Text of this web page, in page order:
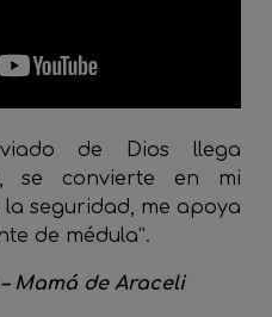
de Dios llega
se convierte en mi
seguridad, me apoya
de médula”.
Mamá de Araceli